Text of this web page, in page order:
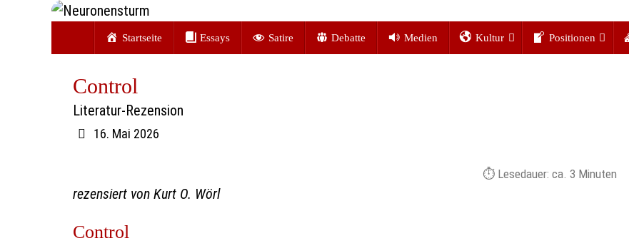
springen
Startseite Essays Satire Debatte Medien Kultur Positionen
Control
Literatur-Rezension
16. Mai 2026
Lesedauer: ca. 3 Minuten
rezensiert von Kurt O. Wörl
Control